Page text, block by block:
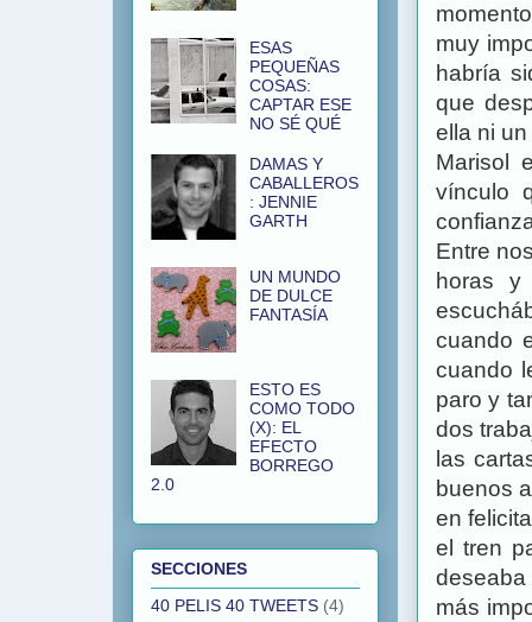
muy
habría
que
ella ni
Marisol
vínculo
Entre
horas y
cuando
cuando
paro y
dos
las
buenos
en
el tren
más
ESAS
PEQUEÑAS
COSAS:
CAPTAR ESE
NO SÉ QUÉ
DAMAS Y
CABALLEROS
: JENNIE
GARTH
UN MUNDO
DE DULCE
FANTASÍA
ESTO ES
COMO TODO
(X): EL
EFECTO
BORREGO
2.0
SECCIONES
40 PELIS 40 TWEETS (4)